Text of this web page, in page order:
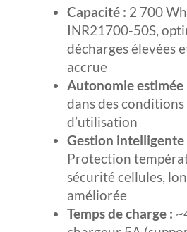
Capacité : 2 700
INR21700-50S,
décharges élevées
accrue
Autonomie estimée
dans des
d’utilisation
Gestion intelligente
Protection
sécurité cellules,
améliorée
Temps de charge :